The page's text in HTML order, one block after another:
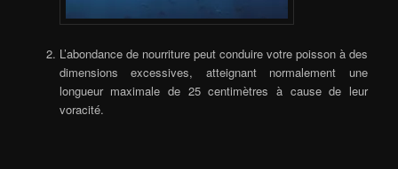
L’abondance de nourriture peut conduire votre poisson à des
dimensions excessives, atteignant normalement une
longueur maximale de 25 centimètres à cause de leur
voracité.